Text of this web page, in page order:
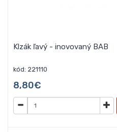
Klzák ľavý - inovovaný BAB
kód: 221110
8,80€